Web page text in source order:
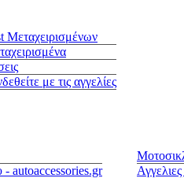
Μεταχειρισμένων
με τις αγγελίες
- autoaccessories.gr